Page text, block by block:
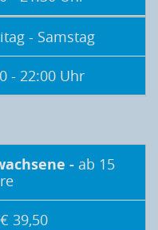
- Samstag
- 22:00 Uhr
- ab 15
39,50